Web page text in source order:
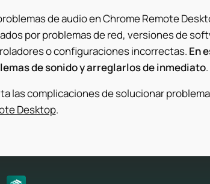
de audio en Chrome Remote
por problemas de red, versiones de
o configuraciones incorrectas. En
de sonido y arreglarlos de inmediato.
las complicaciones de solucionar
Desktop.